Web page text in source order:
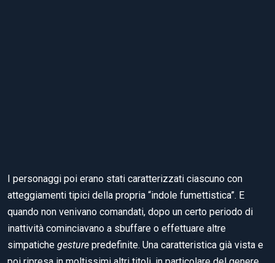
I personaggi poi erano stati caratterizzati ciascuno con
atteggiamenti tipici della propria “indole fumettistica”. E
quando non venivano comandati, dopo un certo periodo di
inattività cominciavano a sbuffare o effettuare altre
simpatiche gesture predefinite. Una caratteristica già vista e